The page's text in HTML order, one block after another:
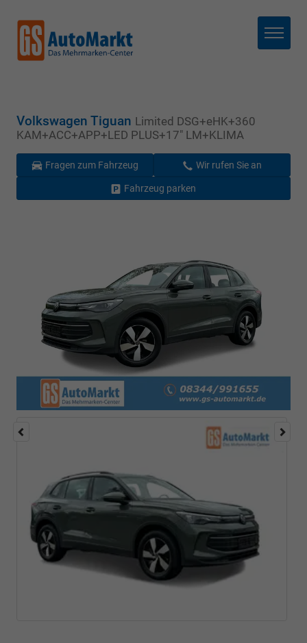
Menü
Volkswagen Tiguan Limited DSG+eHK+360
KAM+ACC+APP+LED PLUS+17" LM+KLIMA
Fragen zum Fahrzeug Wir rufen Sie an
Fahrzeug parken